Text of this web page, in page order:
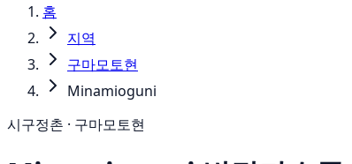
홈
지역
구마모토현
Minamioguni
시구정촌 · 구마모토현